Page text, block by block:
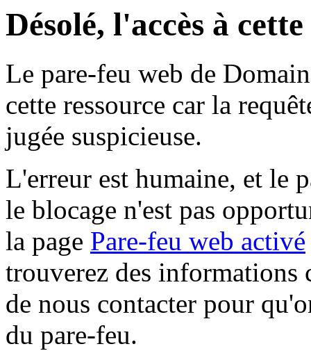
Désolé, l'accès à
Le pare-feu web de
cette ressource car la
jugée suspicieuse.
L'erreur est humaine, et le
le blocage n'est pas
la page Pare-feu web activé
trouverez des informations
de nous contacter pour
du pare-feu.